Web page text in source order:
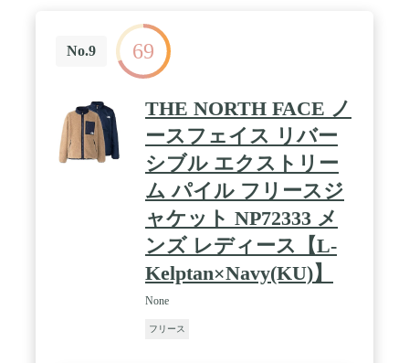
No.9 69
THE NORTH FACE ノ
ースフェイス リバー
シブル エクストリー
ム パイル フリースジ
ャケット NP72333 メ
ンズ レディース【L-
Kelptan×Navy(KU)】
None
フリース